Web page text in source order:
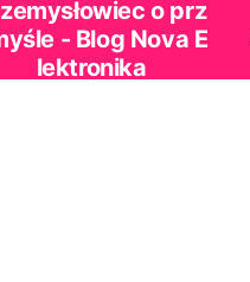
o prz
- Blog Nova E
lektronika